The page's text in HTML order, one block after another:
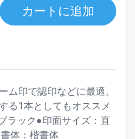
カートに追加
ム印で認印などに最適。
る1本としてもオススメ
ラック●印面サイズ：直
体：楷書体